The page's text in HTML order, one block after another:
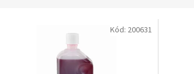
Kód: 200631